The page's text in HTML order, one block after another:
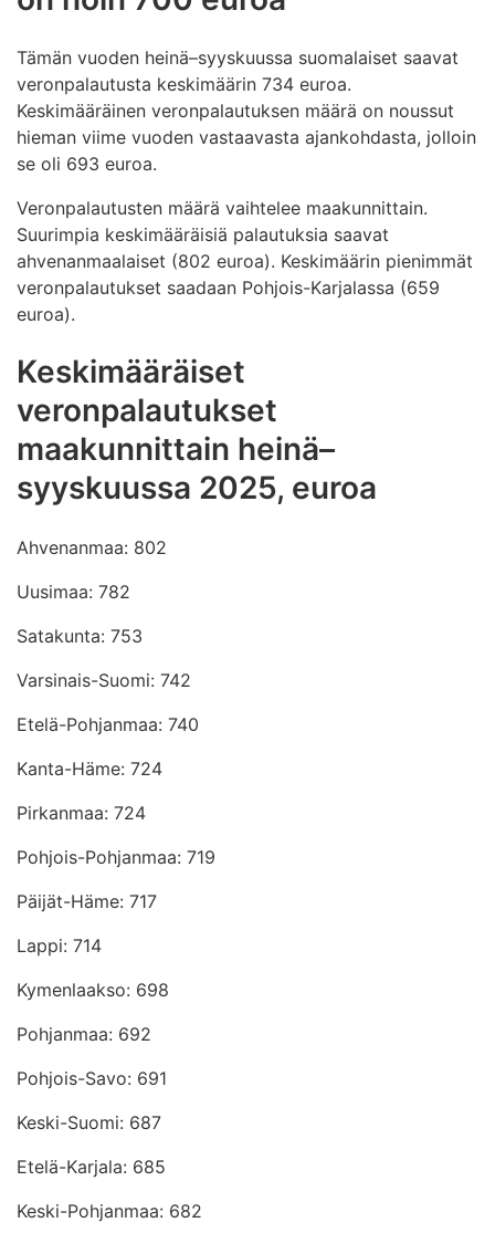
Tämän vuoden heinä–syyskuussa suomalaiset saavat
veronpalautusta keskimäärin 734 euroa.
Keskimääräinen veronpalautuksen määrä on noussut
hieman viime vuoden vastaavasta ajankohdasta, jolloin
se oli 693 euroa.
Veronpalautusten määrä vaihtelee maakunnittain.
Suurimpia keskimääräisiä palautuksia saavat
ahvenanmaalaiset (802 euroa). Keskimäärin pienimmät
veronpalautukset saadaan Pohjois-Karjalassa (659
euroa).
Keskimääräiset
veronpalautukset
maakunnittain heinä–
syyskuussa 2025, euroa
Ahvenanmaa: 802
Uusimaa: 782
Satakunta: 753
Varsinais-Suomi: 742
Etelä-Pohjanmaa: 740
Kanta-Häme: 724
Pirkanmaa: 724
Pohjois-Pohjanmaa: 719
Päijät-Häme: 717
Lappi: 714
Kymenlaakso: 698
Pohjanmaa: 692
Pohjois-Savo: 691
Keski-Suomi: 687
Etelä-Karjala: 685
Keski-Pohjanmaa: 682